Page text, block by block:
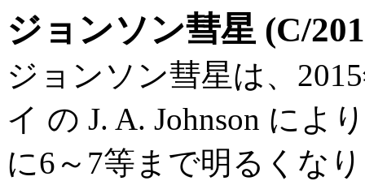
ジョンソン彗星 (C/
ジョンソン彗星は、
イ の J. A. Johnson によ
に6～7等まで明るくな